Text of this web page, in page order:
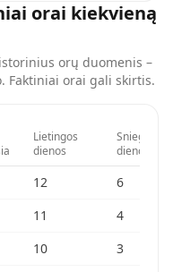
orai kiekvieną
orų duomenis –
Faktiniai orai gali skirtis.
Lietingos
dienos
Sniego
dienos
12
6
11
4
10
3